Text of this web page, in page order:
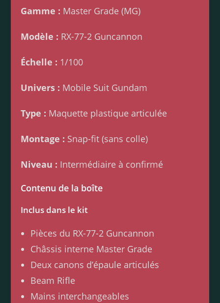
Gamme : Master Grade (MG)
Modèle : RX-77-2 Guncannon
Échelle : 1/100
Univers : Mobile Suit Gundam
Type : Maquette plastique articulée
Montage : Snap-fit (sans colle)
Niveau : Intermédiaire à confirmé
Contenu de la boîte
Inclus dans le kit
Pièces du RX-77-2 Guncannon
Châssis interne Master Grade
Deux canons d’épaule articulés
Beam Rifle
Mains interchangeables